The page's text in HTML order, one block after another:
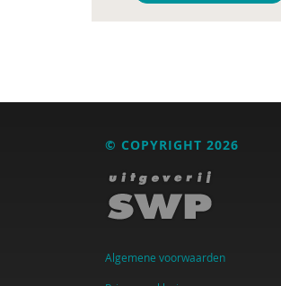
Edien Houwers
Jeannette Ooink
Annemarie van Vonderen
© COPYRIGHT 2026
Algemene voorwaarden